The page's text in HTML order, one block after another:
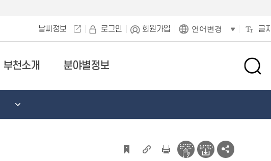
날씨정보 로그인 회원가입 언어변경 글
부천소개 분야별정보
검
창